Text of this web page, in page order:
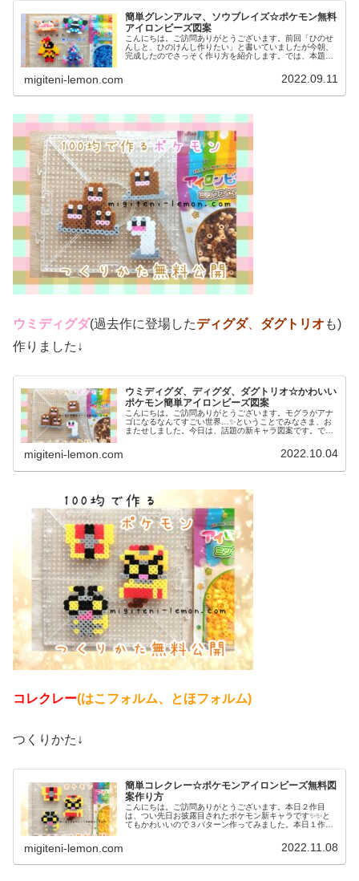
簡単グレンアルマ、ソウブレイズ☆ポケモン無料
アイロンビーズ図案
こんにちは。ご訪問ありがとうございます。前回「ひのせ
んしと、ひのけんし作りたい」と書いていましたが今朝、
完成したのでさっそく作り方を紹介します。では、本題へ↓
migiteni-lemon.com 2022.09.11
ウミディグダ(過去作に登場したディグダ、 ダグトリオ も)
作りました↓
ウミディグダ、ディグダ、ダグトリオ☆かわいい
ポケモン簡単アイロンビーズ図案
こんにちは。ご訪問ありがとうございます。モグラがアナ
ゴになるなんてすごい世界…✨ということでみなさま、お
またせしました。今日は、話題の新キャラ図案です。で
migiteni-lemon.com 2022.10.04
コレクレー(はこフォルム、とほフォルム)
つくりかた↓
簡単コレクレー☆ポケモンアイロンビーズ無料図
案作り方
こんにちは。ご訪問ありがとうございます。本日２作目
は、つい先日お披露目されたポケモン新キャラです✨✨と
てもかわいいので３パターン作ってみました。本日１作目
migiteni-lemon.com 2022.11.08